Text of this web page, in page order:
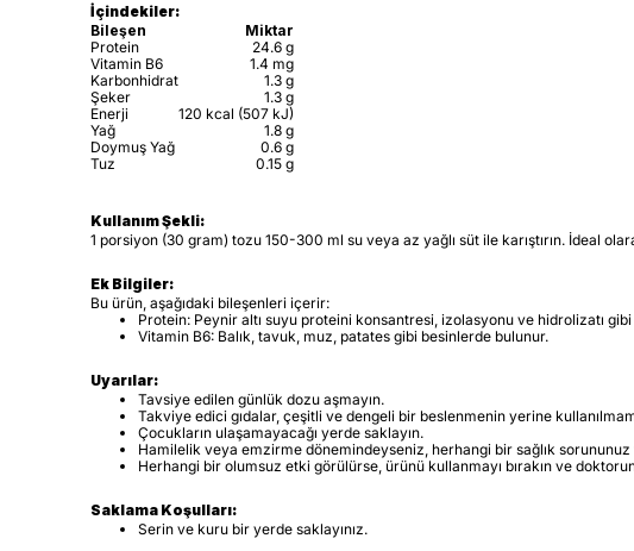
İçindekiler:
Bileşen
Miktar
Protein
24.6 g
Vitamin B6
1.4 mg
Karbonhidrat
1.3 g
Şeker
1.3 g
Enerji
120 kcal (507 kJ)
Yağ
1.8 g
Doymuş Yağ
0.6 g
Tuz
0.15 g
Kullanım Şekli:
1 porsiyon (30 gram) tozu 150-300 ml su veya az yağlı süt ile karıştırın. İdeal
Ek Bilgiler:
Bu ürün, aşağıdaki bileşenleri içerir:
Protein: Peynir altı suyu proteini konsantresi, izolasyonu ve hidrolizatı
Vitamin B6: Balık, tavuk, muz, patates gibi besinlerde bulunur.
Uyarılar:
Tavsiye edilen günlük dozu aşmayın.
Takviye edici gıdalar, çeşitli ve dengeli bir beslenmenin yerine
Çocukların ulaşamayacağı yerde saklayın.
Hamilelik veya emzirme dönemindeyseniz, herhangi bir sağlık
Herhangi bir olumsuz etki görülürse, ürünü kullanmayı bırakın ve
Saklama Koşulları:
Serin ve kuru bir yerde saklayınız.